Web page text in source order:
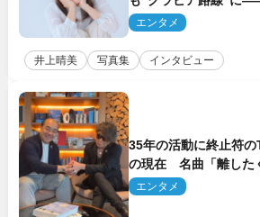
裸々に語る 27年ぶり
エンタメ
井上晴美 写真集 インタビュー
35年の活動に終止符
の現在 名曲「離した
エンタメ